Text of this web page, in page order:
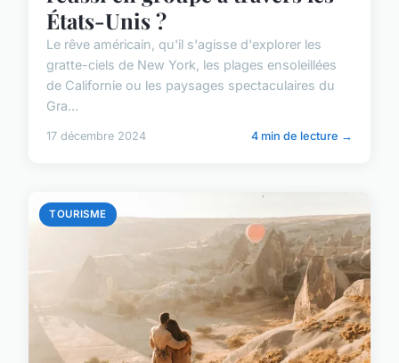
États-Unis ?
Le rêve américain, qu'il s'agisse d'explorer les
gratte-ciels de New York, les plages ensoleillées
de Californie ou les paysages spectaculaires du
Gra...
17 décembre 2024 4 min de lecture →
TOURISME